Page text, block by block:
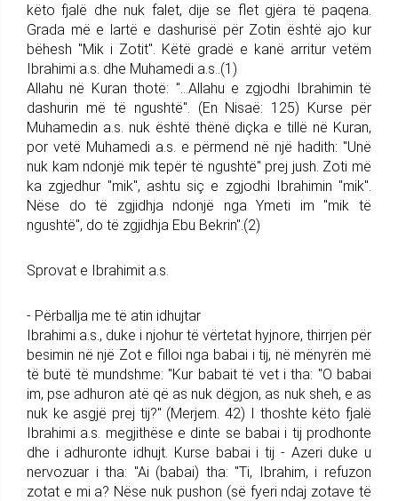
këto fjalë dhe nuk falet, dije se flet gjëra të paqena.
Grada më e lartë e dashurisë për Zotin është ajo kur
bëhesh "Mik i Zotit". Këtë gradë e kanë arritur vetëm
Ibrahimi a.s. dhe Muhamedi a.s..(1)
Allahu në Kuran thotë: "...Allahu e zgjodhi Ibrahimin të
dashurin më të ngushtë". (En Nisaë: 125) Kurse për
Muhamedin a.s. nuk është thënë diçka e tillë në Kuran,
por vetë Muhamedi a.s. e përmend në një hadith: "Unë
nuk kam ndonjë mik tepër të ngushtë" prej jush. Zoti më
ka zgjedhur "mik", ashtu siç e zgjodhi Ibrahimin "mik".
Nëse do të zgjidhja ndonjë nga Ymeti im "mik të
ngushtë", do të zgjidhja Ebu Bekrin".(2)
Sprovat e Ibrahimit a.s.
- Përballja me të atin idhujtar
Ibrahimi a.s., duke i njohur të vërtetat hyjnore, thirrjen për
besimin në një Zot e filloi nga babai i tij, në mënyrën më
të butë të mundshme: "Kur babait të vet i tha: "O babai
im, pse adhuron atë që as nuk dëgjon, as nuk sheh, e as
nuk ke asgjë prej tij?" (Merjem. 42) I thoshte këto fjalë
Ibrahimi a.s. megjithëse e dinte se babai i tij prodhonte
dhe i adhuronte idhujt. Kurse babai i tij - Azeri duke u
nervozuar i tha: "Ai (babai) tha: "Ti, Ibrahim, i refuzon
zotat e mi a? Nëse nuk pushon (së fyeri ndaj zotave të